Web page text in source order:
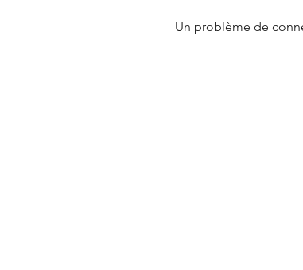
Un problème de